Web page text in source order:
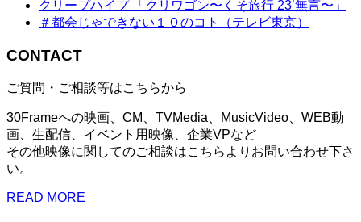
クリープハイプ 「クリワゴン〜くそ旅行 23’無言〜」
＃都会じゃできない１０のコト（テレビ東京）
CONTACT
ご質問・ご相談等はこちらから
30Frameへの映画、CM、TVMedia、MusicVideo、WEB動
画、生配信、イベント用映像、企業VPなど
その他映像に関してのご相談はこちらよりお問い合わせ下さ
い。
READ MORE